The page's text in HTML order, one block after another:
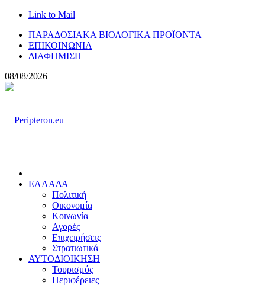
Link to Mail
ΠΑΡΑΔΟΣΙΑΚΑ ΒΙΟΛΟΓΙΚΑ ΠΡΟΪΟΝΤΑ
ΕΠΙΚΟΙΝΩΝΙΑ
ΔΙΑΦΗΜΙΣΗ
08/08/2026
ΕΛΛΑΔΑ
Πολιτική
Οικονομία
Κοινωνία
Αγορές
Επιχειρήσεις
Στρατιωτικά
ΑΥΤΟΔΙΟΙΚΗΣΗ
Τουρισμός
Περιφέρειες